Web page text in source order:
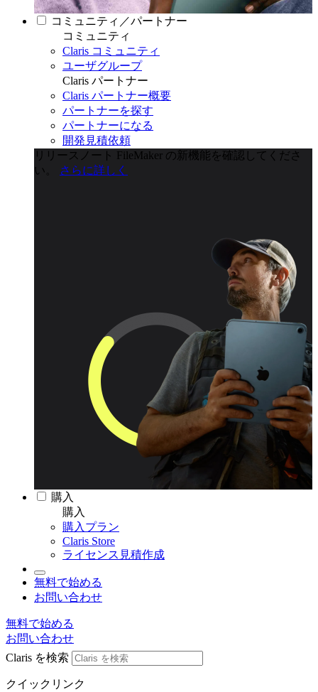
コミュニティ／パートナー
コミュニティ
Claris コミュニティ
ユーザグループ
Claris パートナー
Claris パートナー概要
パートナーを探す
パートナーになる
開発見積依頼
リリースノート
FileMaker の新機能を確認してくださ
い。
さらに詳しく
購入
購入
購入プラン
Claris Store
ライセンス見積作成
無料で始める
お問い合わせ
無料で始める
お問い合わせ
Claris を検索
クイックリンク